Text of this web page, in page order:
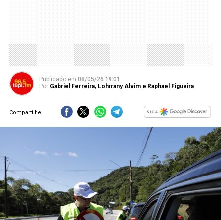
Publicado em 08/05/26 19:01
Por Gabriel Ferreira, Lohrrany Alvim e Raphael Figueira
Compartilhe